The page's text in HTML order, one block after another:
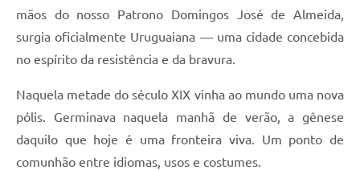
mãos do nosso Patrono Domingos José de Almeida,
surgia oficialmente Uruguaiana — uma cidade concebida
no espírito da resistência e da bravura.
Naquela metade do século XIX vinha ao mundo uma nova
pólis. Germinava naquela manhã de verão, a gênese
daquilo que hoje é uma fronteira viva. Um ponto de
comunhão entre idiomas, usos e costumes.